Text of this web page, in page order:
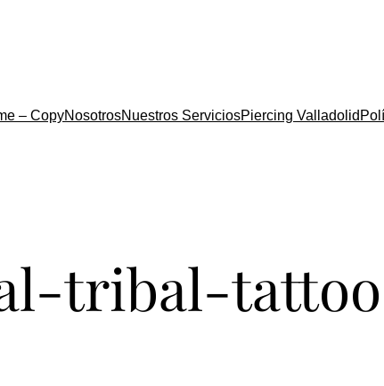
– CopyNosotrosNuestros ServiciosPiercing Valladolid
tribal-